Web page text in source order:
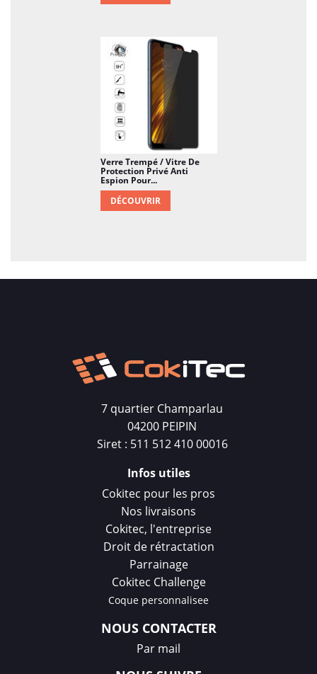
Verre Trempé / Vitre De
Protection Privé Anti
Espion Pour...
DÉCOUVRIR
7 quartier Champarlau
04200 PEIPIN
Siret : 511 512 410 00016
Infos utiles
Cokitec pour les pros
Nos livraisons
Cokitec, l'entreprise
Droit de rétractation
Parrainage
Cokitec Challenge
Coque personnalisee
NOUS CONTACTER
Par mail